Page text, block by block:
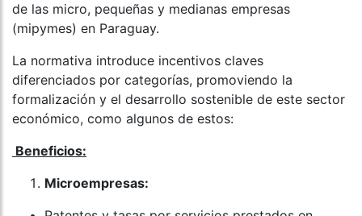
de las micro, pequeñas y medianas empresas
(mipymes) en Paraguay.
La normativa introduce incentivos claves
diferenciados por categorías, promoviendo la
formalización y el desarrollo sostenible de este sector
económico, como algunos de estos:
Beneficios:
Microempresas: